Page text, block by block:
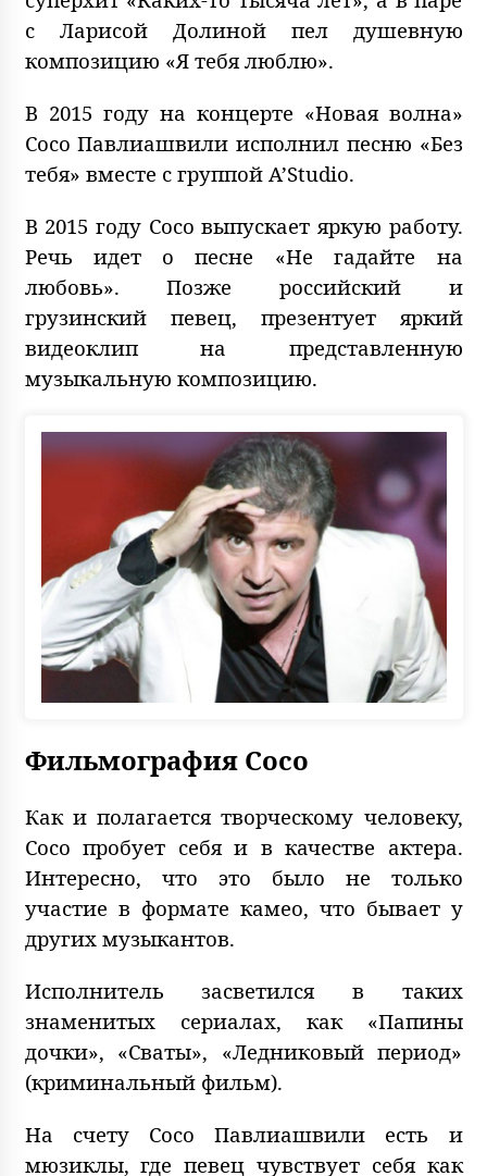
с Ларисой Долиной пел душевную
композицию «Я тебя люблю».
В 2015 году на концерте «Новая волна»
Сосо Павлиашвили исполнил песню «Без
тебя» вместе с группой A’Studio.
В 2015 году Сосо выпускает яркую работу.
Речь идет о песне «Не гадайте на
любовь». Позже российский и
грузинский певец, презентует яркий
видеоклип на представленную
музыкальную композицию.
Фильмография Сосо
Как и полагается творческому человеку,
Сосо пробует себя и в качестве актера.
Интересно, что это было не только
участие в формате камео, что бывает у
других музыкантов.
Исполнитель засветился в таких
знаменитых сериалах, как «Папины
дочки», «Сваты», «Ледниковый период»
(криминальный фильм).
На счету Сосо Павлиашвили есть и
мюзиклы, где певец чувствует себя как